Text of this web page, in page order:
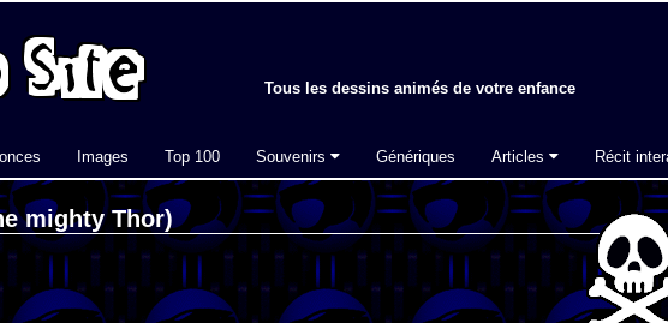
Tous les dessins animés de votre enfance
Images Top 100 Souvenirs Génériques Articles Récit
mighty Thor)